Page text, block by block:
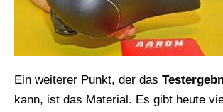
Ein weiterer Punkt, der das
kann, ist das Material. Es gibt heute